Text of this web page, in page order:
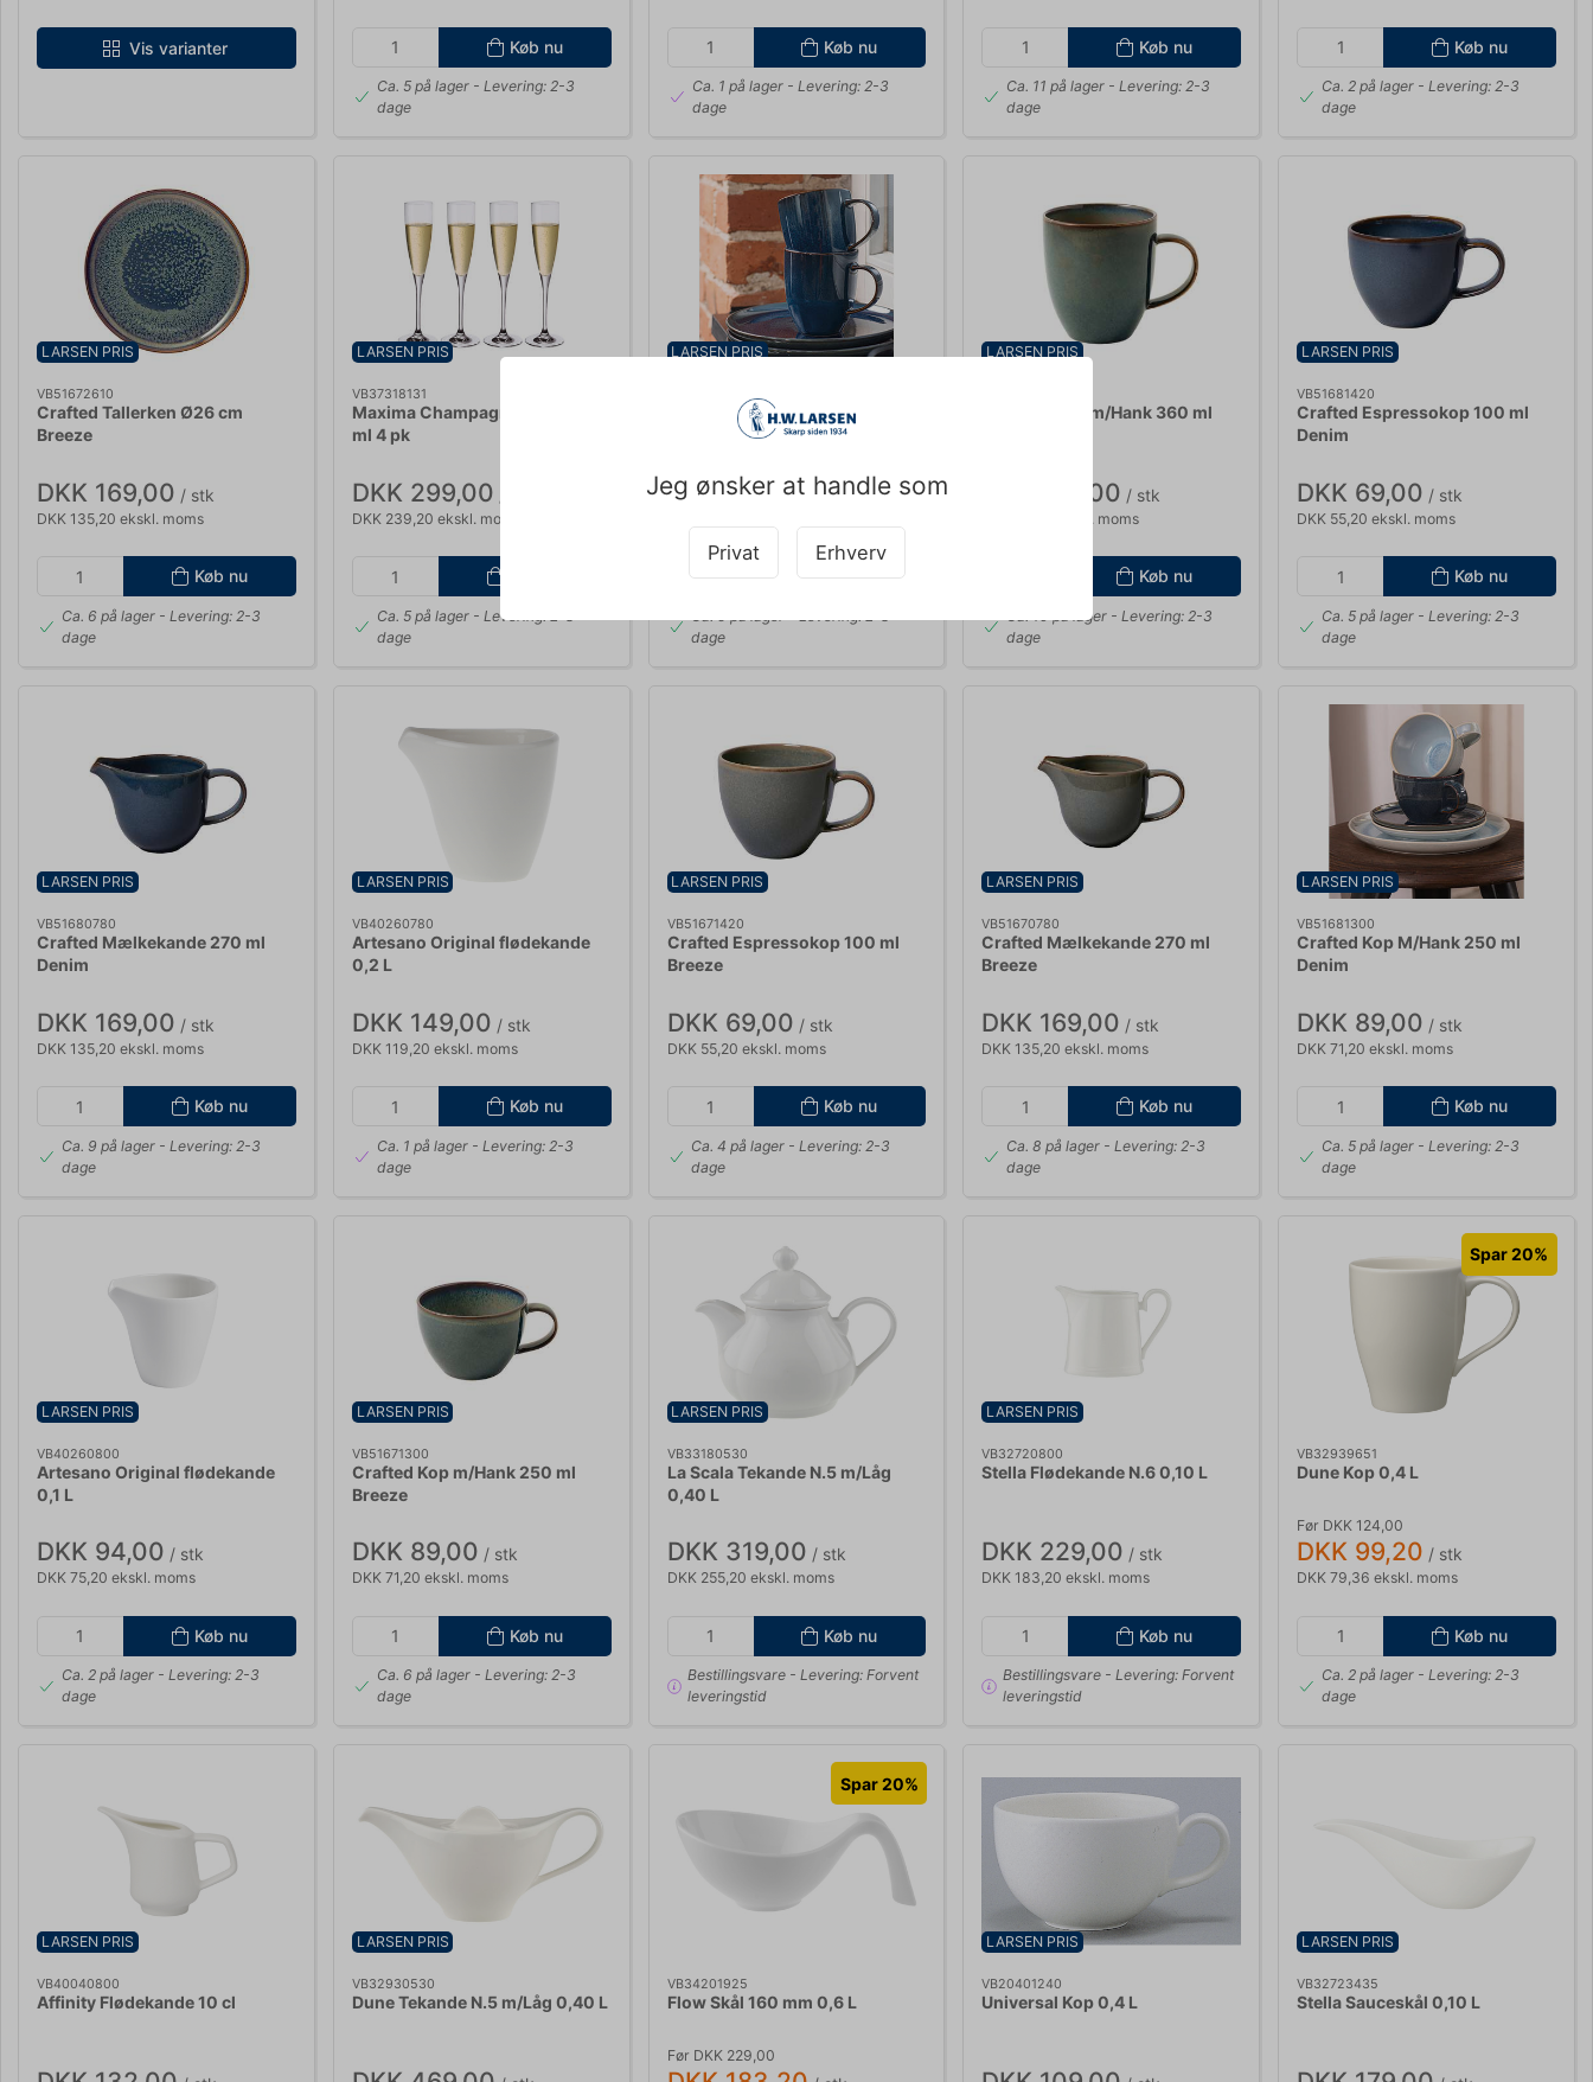
Jeg ønsker at handle som
Privat Erhverv
Vis varianter Køb nu
Ca. 5 på lager- Levering: 2-3
dage
Køb nu
Ca. 1 på lager- Levering: 2-3
dage
Køb nu
Ca. 11 på lager- Levering: 2-3
dage
Køb nu
Ca. 2 på lager - Levering: 2-3
dage
LARSEN PRIS
VB51672610
Crafted Tallerken Ø26 cm
Breeze
DKK 169,00 / stk
DKK 135,20 ekskl. moms
Køb nu
Ca. 6 på lager- Levering: 2-3
dage
LARSEN PRIS
VB37318131
Maxima Champagneglas 150
ml 4 pk
DKK 299,00
DKK 239,20 ekskl. moms
Ca. 5 på lager- Levering: 2-3
dage
LARSEN PRIS
Crafted Krus m/Hank 360 ml
DKK 109,00 / stk
Køb nu
dage
LARSEN PRIS
Crafted Krus m/Hank 360 ml
DKK 109,00 / stk
DKK 87,20 ekskl. moms
Køb nu
Ca. 10 på lager- Levering: 2-3
dage
LARSEN PRIS
VB51681420
Crafted Espressokop 100 ml
Denim
DKK 69,00 / stk
DKK 55,20 ekskl. moms
Køb nu
Ca. 5 på lager - Levering: 2-3
dage
LARSEN PRIS
VB51680780
Crafted Mælkekande 270 ml
Denim
DKK 169,00 / stk
DKK 135,20 ekskl. moms
Køb nu
Ca. 9 på lager- Levering: 2-3
dage
LARSEN PRIS
VB40260780
Artesano Original flødekande
0,2 L
DKK 149,00 / stk
DKK 119,20 ekskl. moms
Køb nu
Ca. 1 på lager- Levering: 2-3
dage
LARSEN PRIS
VB51671420
Crafted Espressokop 100 ml
Breeze
DKK 69,00 / stk
DKK 55,20 ekskl. moms
Køb nu
Ca. 4 på lager - Levering: 2-3
dage
LARSEN PRIS
VB51670780
Crafted Mælkekande 270 ml
Breeze
DKK 169,00 / stk
DKK 135,20 ekskl. moms
Køb nu
Ca. 8 på lager - Levering: 2-3
dage
LARSEN PRIS
VB51681300
Crafted Kop M/Hank 250 ml
Denim
DKK 89,00 / stk
DKK 71,20 ekskl. moms
Køb nu
Ca. 5 på lager - Levering: 2-3
dage
LARSEN PRIS
VB40260800
Artesano Original flødekande
0,1 L
DKK 94,00 / stk
DKK 75,20 ekskl. moms
Køb nu
Ca. 2 på lager- Levering: 2-3
dage
LARSEN PRIS
VB51671300
Crafted Kop m/Hank 250 ml
Breeze
DKK 89,00 / stk
DKK 71,20 ekskl. moms
Køb nu
Ca. 6 på lager- Levering: 2-3
dage
LARSEN PRIS
VB33180530
La Scala Tekande N.5 m/Låg
0,40 L
DKK 319,00 / stk
DKK 255,20 ekskl. moms
Køb nu
Bestillingsvare- Levering: Forvent
leveringstid
LARSEN PRIS
VB32720800
Stella Flødekande N.6 0,10 L
DKK 229,00 / stk
DKK 183,20 ekskl. moms
Køb nu
Bestillingsvare- Levering: Forvent
leveringstid
Spar 20%
VB32939651
Dune Kop 0,4 L
Før DKK 124,00
DKK 99,20 / stk
DKK 79,36 ekskl. moms
Køb nu
Ca. 2 på lager - Levering: 2-3
dage
LARSEN PRIS
VB40040800
Affinity Flødekande 10 cl
LARSEN PRIS
VB32930530
Dune Tekande N.5 m/Låg 0,40 L
Spar 20%
VB34201925
Flow Skål 160 mm 0,6 L
Før DKK 229,00
LARSEN PRIS
VB20401240
Universal Kop 0,4 L
LARSEN PRIS
VB32723435
Stella Sauceskål 0,10 L